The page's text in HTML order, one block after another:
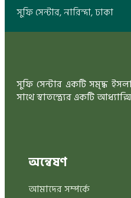
সুফি সেন্টার, নারিন্দা, ঢাকা
সুফি সেন্টার একটি সমৃদ্ধ
সাথে স্বাতন্ত্র্যের একটি
অন্বেষণ
আমাদের সম্পর্কে